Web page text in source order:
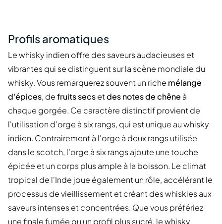
Profils aromatiques
Le whisky indien offre des saveurs audacieuses et
vibrantes qui se distinguent sur la scène mondiale du
whisky. Vous remarquerez souvent un riche mélange
d'épices, defruits secsetdes notes de chêne à
chaque gorgée. Ce caractère distinctif provient de
l'utilisation d'orge à six rangs, qui est unique au whisky
indien. Contrairement à l'orge à deux rangs utilisée
dans le scotch, l'orge à six rangs ajoute une touche
épicée et un corps plus ample à la boisson. Le climat
tropical de l'Inde joue également un rôle, accélérant le
processus de vieillissement et créant des whiskies aux
saveurs intenses et concentrées. Que vous préfériez
une finale fumée ou un profil plus sucré, le whisky